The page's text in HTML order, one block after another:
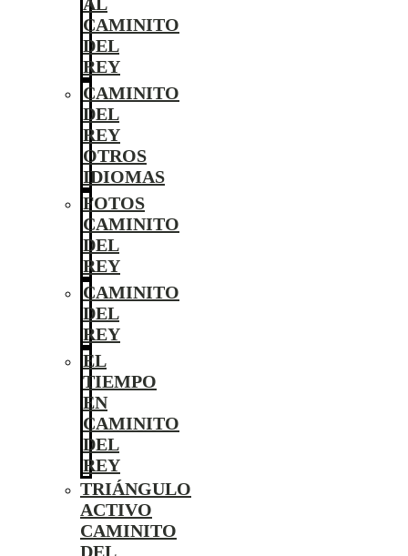
CAMINITO
DEL
REY
CAMINITO
DEL
REY
OTROS
IDIOMAS
FOTOS
CAMINITO
DEL
REY
CAMINITO
DEL
REY
EL
TIEMPO
EN
CAMINITO
DEL
REY
TRIÁNGULO
ACTIVO
CAMINITO
DEL